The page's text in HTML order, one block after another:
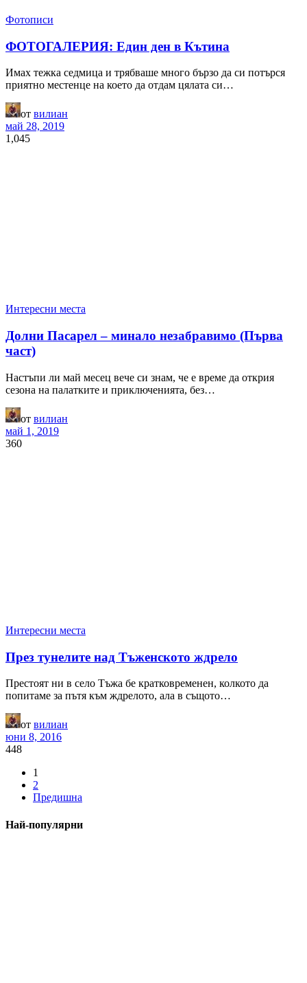
Фотописи
ФОТОГАЛЕРИЯ: Един ден в Кътина
Имах тежка седмица и трябваше много бързо да си потърся
приятно местенце на което да отдам цялата си…
от вилиан
май 28, 2019
1,045
Интересни места
Долни Пасарел – минало незабравимо (Първа
част)
Настъпи ли май месец вече си знам, че е време да открия
сезона на палатките и приключенията, без…
от вилиан
май 1, 2019
360
Интересни места
През тунелите над Тъженското ждрело
Престоят ни в село Тъжа бе кратковременен, колкото да
попитаме за пътя към ждрелото, ала в същото…
от вилиан
юни 8, 2016
448
1
2
Предишна
Най-популярни